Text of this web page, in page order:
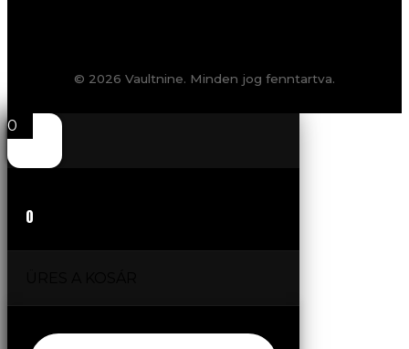
© 2026 Vaultnine. Minden jog fenntartva.
0
0